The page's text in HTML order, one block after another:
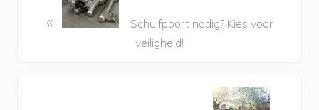
«
Schuifpoort nodig? Kies voor
veiligheid!